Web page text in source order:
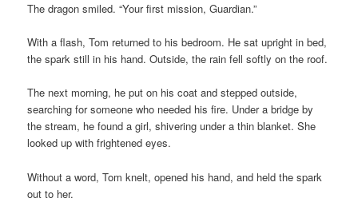
The dragon smiled. “Your first mission, Guardian.”
With a flash, Tom returned to his bedroom. He sat upright in bed,
the spark still in his hand. Outside, the rain fell softly on the roof.
The next morning, he put on his coat and stepped outside,
searching for someone who needed his fire. Under a bridge by
the stream, he found a girl, shivering under a thin blanket. She
looked up with frightened eyes.
Without a word, Tom knelt, opened his hand, and held the spark
out to her.